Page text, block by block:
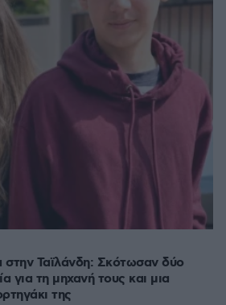
στην Ταϊλάνδη: Σκότωσαν δύο
για τη μηχανή τους και μια
της